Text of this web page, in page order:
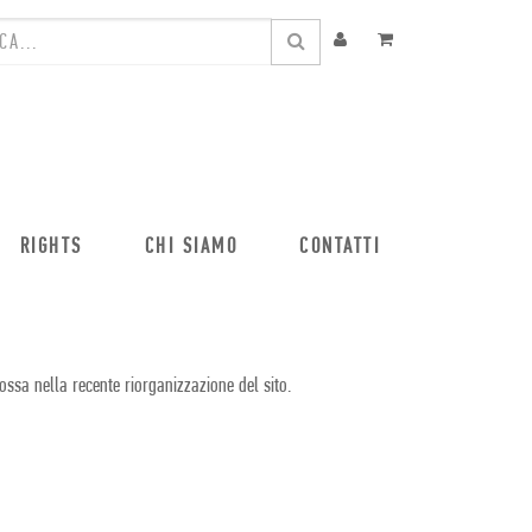
RIGHTS CHI SIAMO CONTATTI
nella recente riorganizzazione del sito.